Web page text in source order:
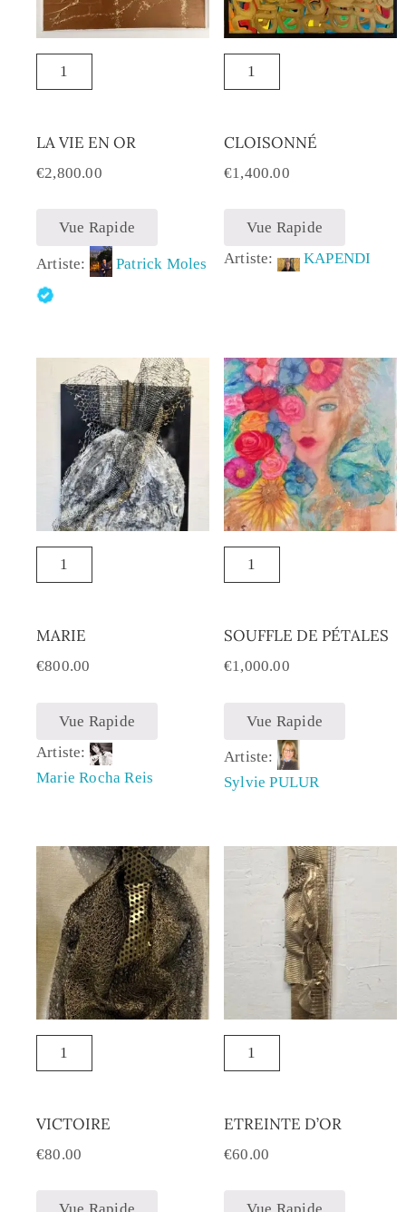
LA VIE EN OR
€2,800.00
Vue Rapide
Artiste: Patrick Moles
CLOISONNÉ
€1,400.00
Vue Rapide
Artiste:
KAPENDI
MARIE
€800.00
Vue Rapide
Artiste:
Marie Rocha Reis
SOUFFLE DE PÉTALES
€1,000.00
Vue Rapide
Artiste:
Sylvie PULUR
VICTOIRE
€80.00
ETREINTE D’OR
€60.00